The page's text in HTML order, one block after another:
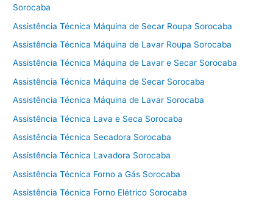
Sorocaba
Assistência Técnica Máquina de Secar Roupa Sorocaba
Assistência Técnica Máquina de Lavar Roupa Sorocaba
Assistência Técnica Máquina de Lavar e Secar Sorocaba
Assistência Técnica Máquina de Secar Sorocaba
Assistência Técnica Máquina de Lavar Sorocaba
Assistência Técnica Lava e Seca Sorocaba
Assistência Técnica Secadora Sorocaba
Assistência Técnica Lavadora Sorocaba
Assistência Técnica Forno a Gás Sorocaba
Assistência Técnica Forno Elétrico Sorocaba